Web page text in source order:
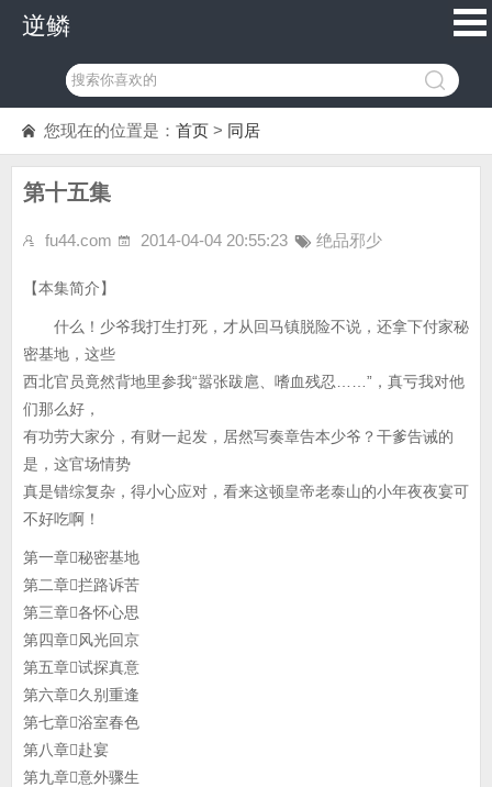
逆鳞
您现在的位置是： 首页 > 同居
第十五集
fu44.com 2014-04-04 20:55:23 绝品邪少
【本集简介】
什么！少爷我打生打死，才从回马镇脱险不说，还拿下付家秘
密基地，这些
西北官员竟然背地里参我“嚣张跋扈、嗜血残忍……”，真亏我对他
们那么好，
有功劳大家分，有财一起发，居然写奏章告本少爷？干爹告诫的
是，这官场情势
真是错综复杂，得小心应对，看来这顿皇帝老泰山的小年夜夜宴可
不好吃啊！
第一章秘密基地
第二章拦路诉苦
第三章各怀心思
第四章风光回京
第五章试探真意
第六章久别重逢
第七章浴室春色
第八章赴宴
第九章意外骤生